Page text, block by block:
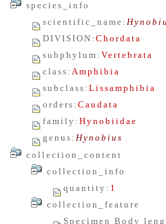
species_info
scientific_name :
DIVISION : Chordata
subphylum : Vertebrata
class : Amphibia
subclass : Lissamphibia
orders : Caudata
family : Hynobiidae
genus : Hynobius
collection_content
collection_info
quantity : 1
collection_feature
Specimen Body